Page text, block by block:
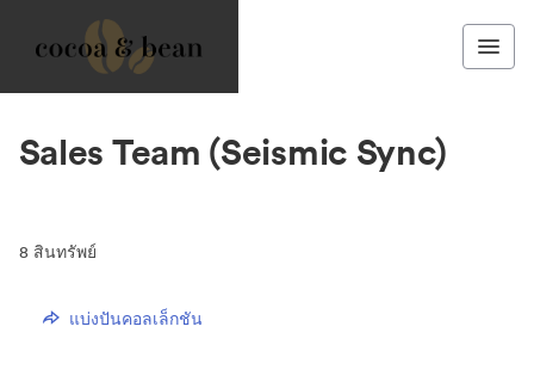
Sales Team (Seismic Sync)
8 สินทรัพย์
แบ่งปันคอลเล็กชัน